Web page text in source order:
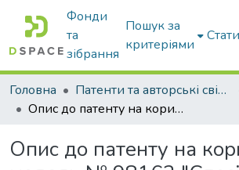
Фонди
та
зібрання
Пошук за
критеріями
Головна Патенти та авторські свідоцтва
Опис до патенту на корисну модель № 98162 "Спосіб консервування рослинної сировини"
Опис до патенту на